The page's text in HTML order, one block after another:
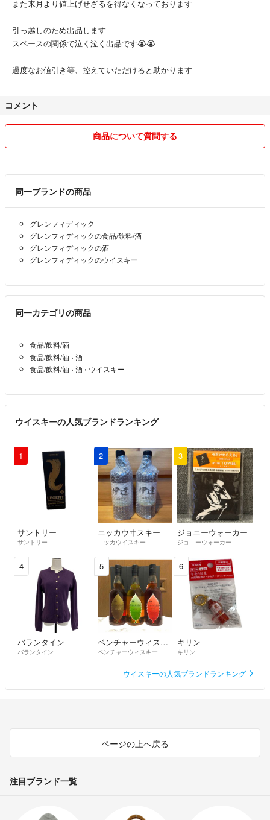
#ミュアヘッズ
#アードベッグ #ラフロイグ #アイラ #スコッチ # #17年 #サントリー #
響 #ブレンダーズチョイス #ジャパニーズハーモニー #アイリッシュ #バ
ーボン #テネシーウイスキー #ワイルドターキー
#ジャックダニエル #メーカーズマーク
#レミーマルタン
面 #稀少 #セット #シングルモルト #ブレンデッド
また来月より値上げせざるを得なくなっております
引っ越しのため出品します
スペースの関係で泣く泣く出品です😭😭
過度なお値引き等、控えていただけると助かります
コメント
商品について質問する
同一ブランドの商品
グレンフィディック
グレンフィディックの食品/飲料/酒
グレンフィディックの酒
グレンフィディックのウイスキー
同一カテゴリの商品
食品/飲料/酒
食品/飲料/酒 › 酒
食品/飲料/酒 › 酒 › ウイスキー
ウイスキーの人気ブランドランキング
1
サントリー
サントリー
2
ニッカウヰスキー
ニッカウイスキー
3
ジョニーウォーカー
ジョニーウォーカー
4
バランタイン
バランタイン
5
ベンチャーウィスキー
ベンチャーウィスキー
6
キリン
キリン
ウイスキーの人気ブランドランキング
ページの上へ戻る
注目ブランド一覧